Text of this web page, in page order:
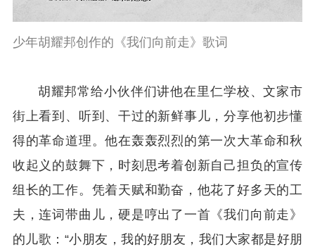
少年胡耀邦创作的《我们向前走》歌词
胡耀邦常给小伙伴们讲他在里仁学校、文家市
街上看到、听到、干过的新鲜事儿，分享他初步懂
得的革命道理。他在轰轰烈烈的第一次大革命和秋
收起义的鼓舞下，时刻思考着创新自己担负的宣传
组长的工作。凭着天赋和勤奋，他花了好多天的工
夫，连词带曲儿，硬是哼出了一首《我们向前走》
的儿歌：“小朋友，我的好朋友，我们大家都是好朋